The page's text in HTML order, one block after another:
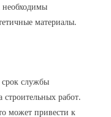
необходимы
материалы.
срок службы
работ.
может привести к